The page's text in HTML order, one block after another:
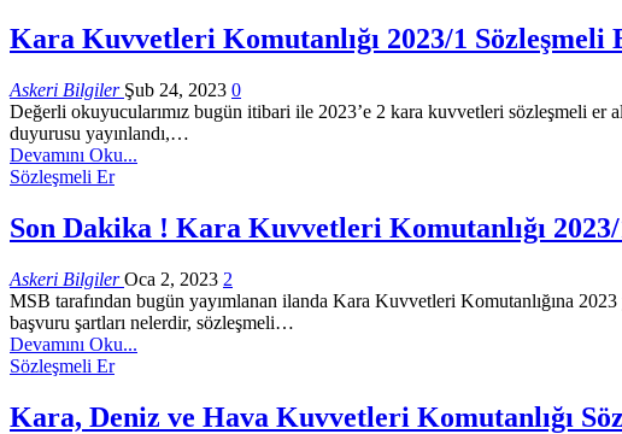
Kara Kuvvetleri Komutanlığı 2023/1
Askeri Bilgiler Şub 24, 2023 0
Değerli okuyucularımız bugün itibari ile 2023’e 2 kara kuvvetleri sözleşmeli er
duyurusu yayınlandı,…
Devamını Oku...
Sözleşmeli Er
Son Dakika ! Kara Kuvvetleri Komutanlığı 2023/
Askeri BilgilerOca 2, 2023 2
MSB tarafından bugün yayımlanan ilanda Kara Kuvvetleri Komutanlığına
başvuru şartları nelerdir, sözleşmeli…
Devamını Oku...
Sözleşmeli Er
Kara, Deniz ve Hava Kuvvetleri Komutanlığı